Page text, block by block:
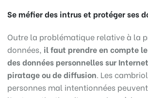
Se méfier des intrus et protéger ses
Outre la problématique relative à la
données, il faut prendre en compte
des données personnelles sur
piratage ou de diffusion. Les
personnes mal intentionnées